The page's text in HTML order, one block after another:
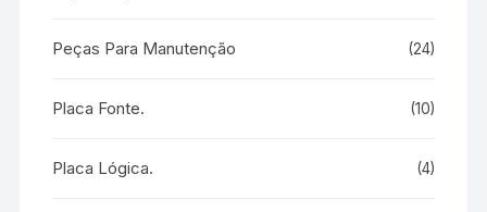
Peças Para Manutenção (24)
Placa Fonte. (10)
Placa Lógica. (4)